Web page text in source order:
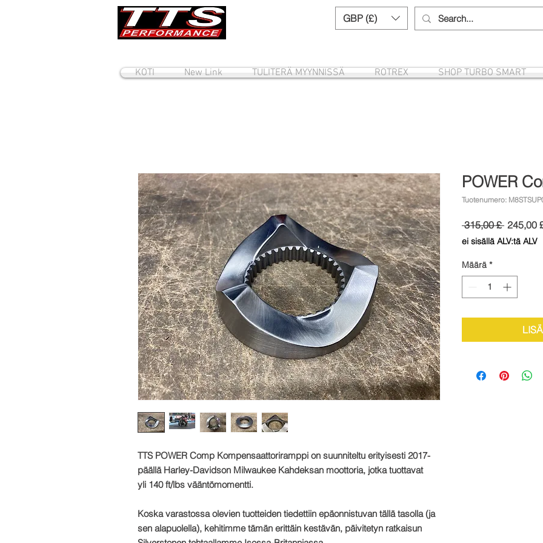
GBP (£)
KOTI New Link TULITERÄ MYYNNISSÄ ROTREX SHOP TURBO SMART
TTS POWER Comp Kompensaattoriramppi on suunniteltu erityisesti 2017-
päälläHarley-Davidson Milwaukee Kahdeksan moottoria, jotka tuottavat
yli 140 ft/lbs vääntömomentti.
Koska varastossa olevien tuotteiden tiedettiin epäonnistuvan tällä tasolla (ja
sen alapuolella), kehitimme tämän erittäin kestävän, päivitetyn ratkaisun
POWER
Tuotenumero:
315,00 £ Normaali
hinta
245,00
ei sisällä ALV:tä ALV
Määrä *